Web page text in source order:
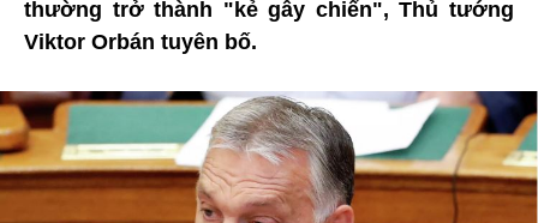
thường trở thành "kẻ gây chiến", Thủ tướng
Viktor Orbán tuyên bố.